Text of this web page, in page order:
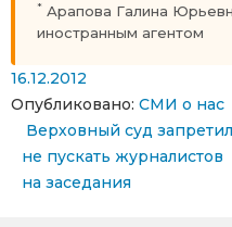
* Арапова Галина
иностранным агентом
16.12.2012
Опубликовано: СМИ о нас
Навигация по
Верховный суд запретил
не пускать журналистов
на заседания